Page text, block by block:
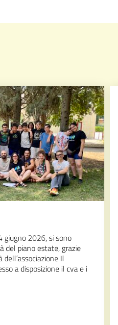
giugno 2026, si sono
piano estate, grazie
Il
a disposizione il cva e i